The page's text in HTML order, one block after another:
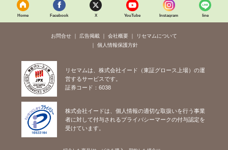
Home Facebook X YouTube Instagram line
お問合せ 広告掲載 会社概要
リセマムについて
個人情報保護方針
リセマムは、株式会社イード（東証グロース上場）の運
営するサービスです。
証券コード：6038
株式会社イードは、個人情報の適切な取扱いを行う事業
者に対して付与されるプライバシーマークの付与認定を
受けています。